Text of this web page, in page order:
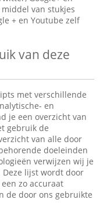
van stukjes
+ en Youtube zelf
van deze
met verschillende
en
je een overzicht van
gebruik de
van alle door
doeleinden
verwijzen wij je
Deze lijst wordt door
zo accuraat
de door ons gebruikte